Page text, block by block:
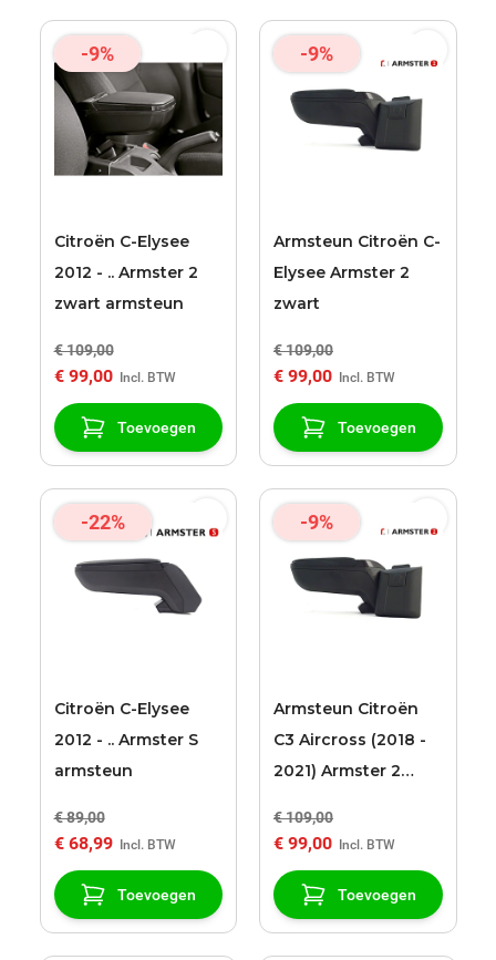
-9%
Citroën C-Elysee
2012 - .. Armster 2
zwart armsteun
€ 109,00
€ 99,00
Toevoegen
-9%
Armsteun Citroën C-
Elysee Armster 2
zwart
€ 109,00
€ 99,00
Toevoegen
-22%
Citroën C-Elysee
2012 - .. Armster S
armsteun
€ 89,00
€ 68,99
Toevoegen
-9%
Armsteun Citroën
C3 Aircross (2018 -
2021) Armster 2
€ 109,00
€ 99,00
Toevoegen